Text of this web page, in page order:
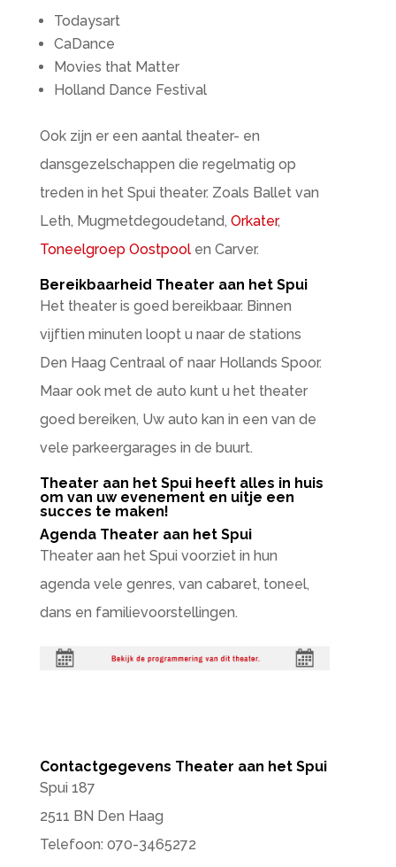
Todaysart
CaDance
Movies that Matter
Holland Dance Festival
Ook zijn er een aantal theater- en
dansgezelschappen die regelmatig op
treden in het Spui theater. Zoals Ballet van
Leth, Mugmetdegoudetand, Orkater,
Toneelgroep Oostpoolen Carver.
Bereikbaarheid Theater aan het Spui
Het theater is goed bereikbaar. Binnen
vijftien minuten loopt u naar de stations
Den Haag Centraal of naar Hollands Spoor.
Maar ook met de auto kunt u het theater
goed bereiken, Uw auto kan in een van de
vele parkeergarages in de buurt.
Theater aan het Spui heeft alles in huis
om van uw evenement en uitje een
succes te maken!
Agenda Theater aan het Spui
Theater aan het Spui voorziet in hun
agenda vele genres, van cabaret, toneel,
dans en familievoorstellingen.
Contactgegevens Theater aan het Spui
Spui 187
2511 BN Den Haag
Telefoon: 070-3465272